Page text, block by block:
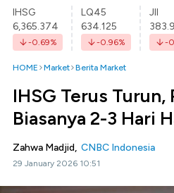
IHSG
6,365.374
-0.69%
LQ45
634.125
-0.96%
JII
-
HOME Market Berita Market
IHSG Terus Turun,
Biasanya 2-3 Hari
Zahwa Madjid, CNBC Indonesia
29 January 2026 10:51